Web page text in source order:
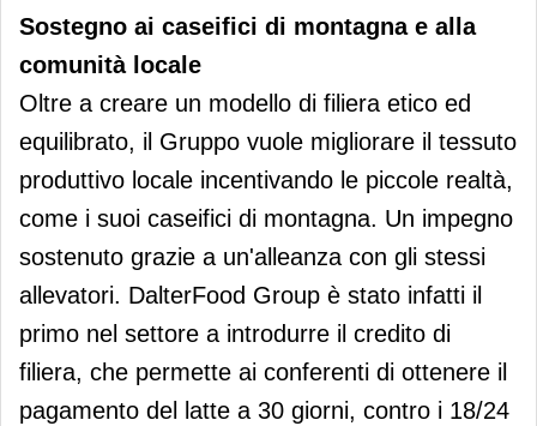
Sostegno ai caseifici di montagna e alla
comunità locale
Oltre a creare un modello di filiera etico ed
equilibrato, il Gruppo vuole migliorare il tessuto
produttivo locale incentivando le piccole realtà,
come i suoi caseifici di montagna. Un impegno
sostenuto grazie a un'alleanza con gli stessi
allevatori. DalterFood Group è stato infatti il
primo nel settore a introdurre il credito di
filiera, che permette ai conferenti di ottenere il
pagamento del latte a 30 giorni, contro i 18/24